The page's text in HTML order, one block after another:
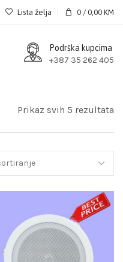
Lista želja 0 / 0,00 KM
Podrška kupcima
+387 35 262 405
Prikaz svih 5 rezultata